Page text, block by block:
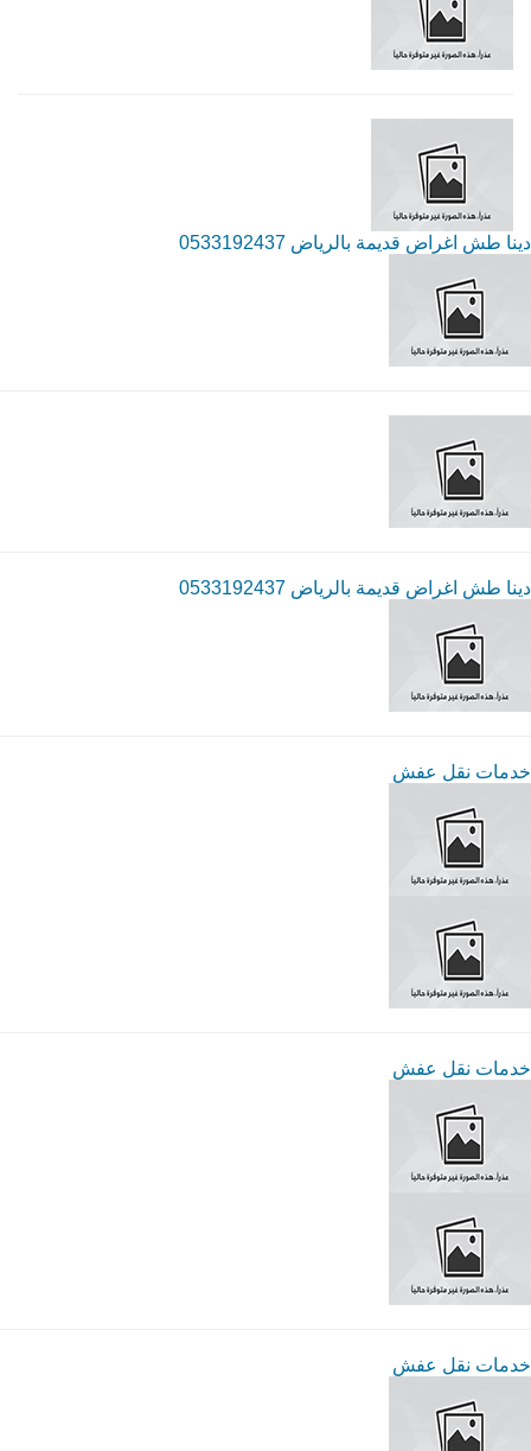
دينا طش اغراض قديمة بالرياض 0533192437
دينا طش اغراض قديمة بالرياض 0533192437
خدمات نقل عفش
خدمات نقل عفش
خدمات نقل عفش